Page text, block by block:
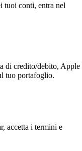
tuoi conti, entra nel
di credito/debito, Apple
tuo portafoglio.
accetta i termini e